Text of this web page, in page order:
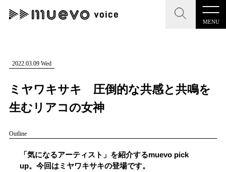
MENU
CLOSE
記事を検索する
人気ワード
#男性SSW #ポップス #女性SSW
CLOSE
"読者の声を形にする”音楽特化メディア
MENU
記事一覧
2022.03.09 Wed
ミヤワキサキ 圧倒的な共感と共鳴を
生むリアコの女神
Outline
「気になるアーティスト」を紹介するmuevo pick
up。今回はミヤワキサキの登場です。